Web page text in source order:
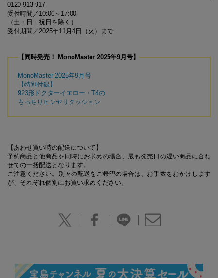
0120-913-917
受付時間／10:00～17:00
（土・日・祝日を除く）
受付期間／2025年11月4日（火）まで
【同時発売！ MonoMaster 2025年9月号】
MonoMaster 2025年9月号
【特別付録】
923形ドクターイエロー・T4の
もっちりヒンヤリクッション
【あわせ買い時の配送について】
予約商品と他商品を同時にお求めの場合、最も発売日の遅い商品に合わ
せての一括配送となります。
ご注意ください。別々の配送をご希望の場合は、お手数をおかけします
が、それぞれ個別にお買い求めください。